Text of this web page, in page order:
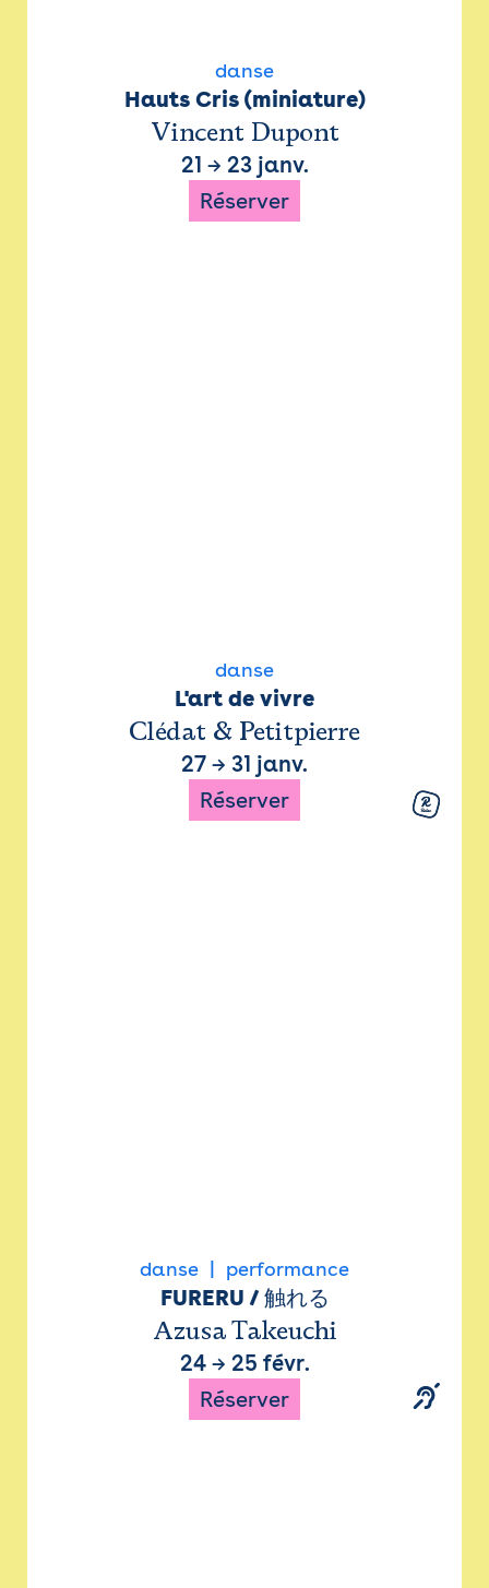
danse
Hauts Cris (miniature)
Vincent Dupont
21 → 23 janv.
Réserver
danse
L'art de vivre
Clédat & Petitpierre
27 → 31 janv.
Réserver
danse performance
FURERU / 触れる
Azusa Takeuchi
24→ 25 févr.
Réserver